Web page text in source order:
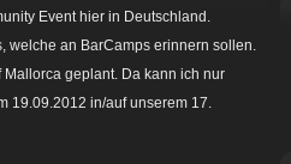
Event hier in Deutschland.
welche an BarCamps erinnern sollen.
geplant. Da kann ich nur
19.09.2012 in/auf unserem 17.